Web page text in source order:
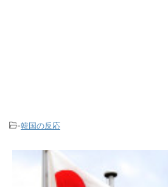
-韓国の反応